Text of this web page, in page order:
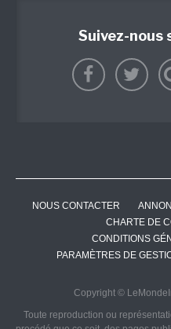
Suivez-nous
NOUS CONTACTER
CHARTE DE
CONDITIONS
PARAMÈTRES DE
Copyright ©
Toute reproduction ou